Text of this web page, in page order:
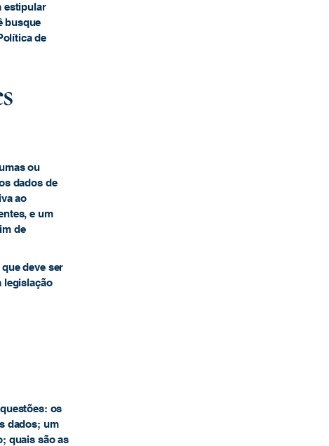
estipular
busque
de
ou
dados de
ao
e um
de
deve ser
legislação
os
dados; um
quais são as